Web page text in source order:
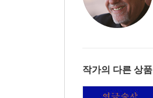
작가의 다른 상품